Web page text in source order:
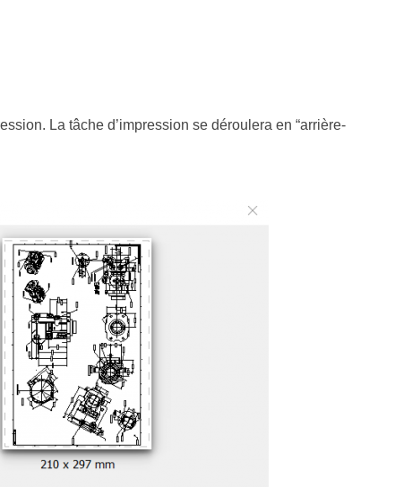
La tâche d’impression se déroulera en “arrière-